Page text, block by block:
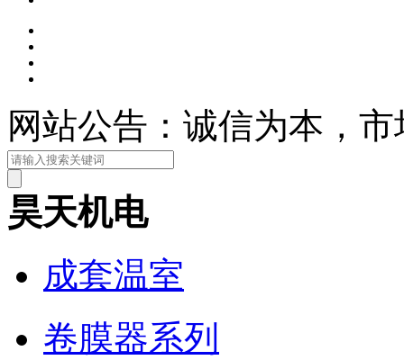
网站公告：诚信为本，
昊天机电
成套温室
卷膜器系列